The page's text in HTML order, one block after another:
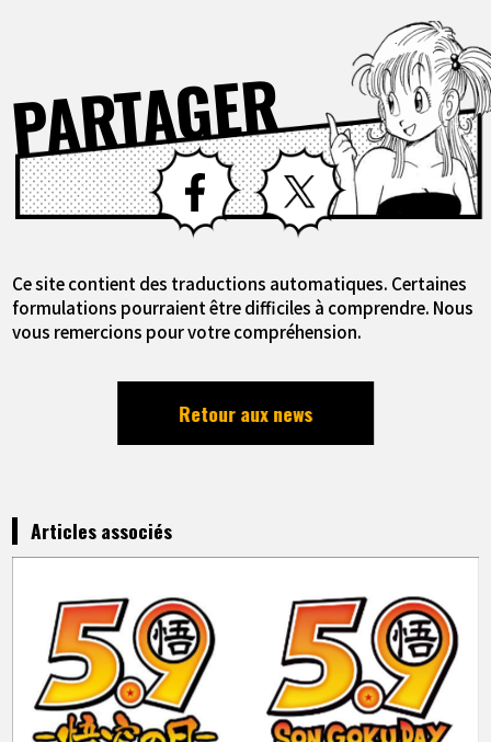
PARTAGERFacebook X
Ce site contient des traductions automatiques. Certaines
formulations pourraient être difficiles à comprendre. Nous
vous remercions pour votre compréhension.
Retour aux news
Articles associés